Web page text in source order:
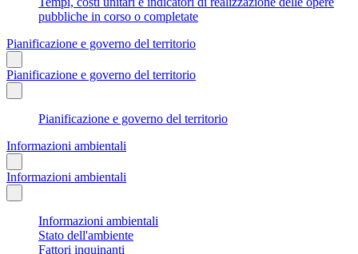
pubbliche in corso o completate
Pianificazione e governo del territorio
Pianificazione e governo del territorio
Pianificazione e governo del territorio
Informazioni ambientali
Informazioni ambientali
Informazioni ambientali
Stato dell'ambiente
Fattori inquinanti